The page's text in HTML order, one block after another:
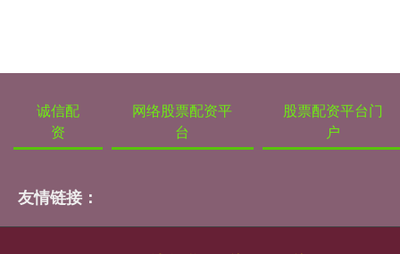
诚信配
资
网络股票配资平
台
股票配资平台门
户
友情链接：